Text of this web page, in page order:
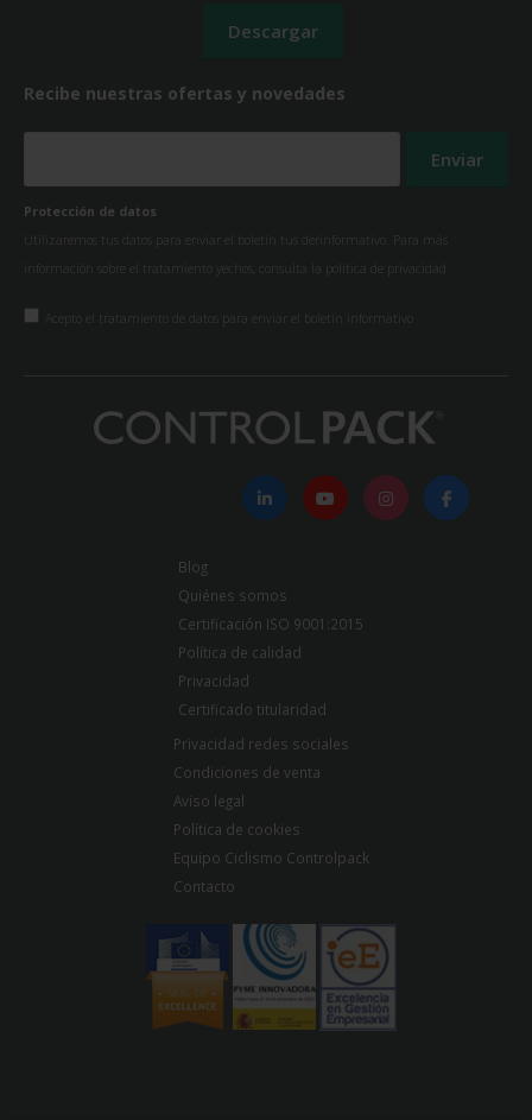
Recibe nuestras ofertas y novedades
Protección de datos
Utilizaremos tus datos para enviar el boletín tus derinformativo. Para más
información sobre el tratamiento yechos, consulta la política de privacidad
Acepto el tratamiento de datos para enviar el boletín informativo
Blog
Quiénes somos
Certificación ISO 9001:2015
Política de calidad
Privacidad
Certificado titularidad
Privacidad redes sociales
Condiciones de venta
Aviso legal
Política de cookies
Equipo Ciclismo Controlpack
Contacto